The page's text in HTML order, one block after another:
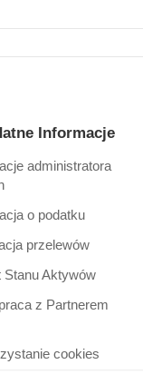
Informacje
administratora
o podatku
przelewów
Stanu Aktywów
z Partnerem
cookies